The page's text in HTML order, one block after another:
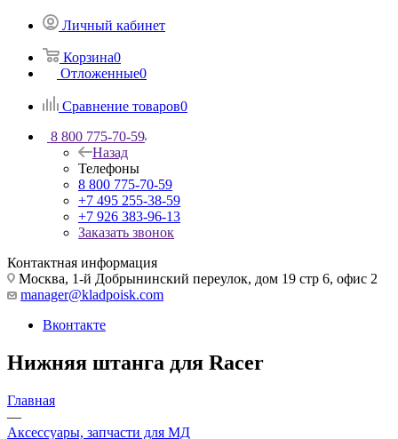
Личный кабинет
Корзина0
Отложенные0
Сравнение товаров0
8 800 775-70-59
Назад
Телефоны
8 800 775-70-59
+7 495 255-38-59
+7 926 383-96-13
Заказать звонок
Контактная информация
Москва, 1-й Добрынинский переулок, дом 19 стр 6, офис 2
manager@kladpoisk.com
Вконтакте
Нижняя штанга для Racer
Главная
—
Аксессуары, запчасти для МД